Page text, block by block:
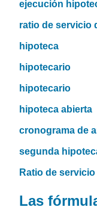
ejecución
ratio de servicio
hipoteca
hipotecario
hipotecario
hipoteca abierta
cronograma de
segunda
Ratio de
Las